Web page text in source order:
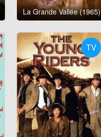
La Grande Vallée (1965)
TV